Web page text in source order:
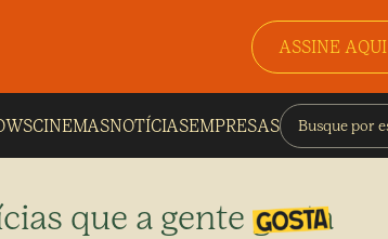
ASSINE AQUI
CINEMASNOTÍCIASEMPRESAS
que a gente gosta